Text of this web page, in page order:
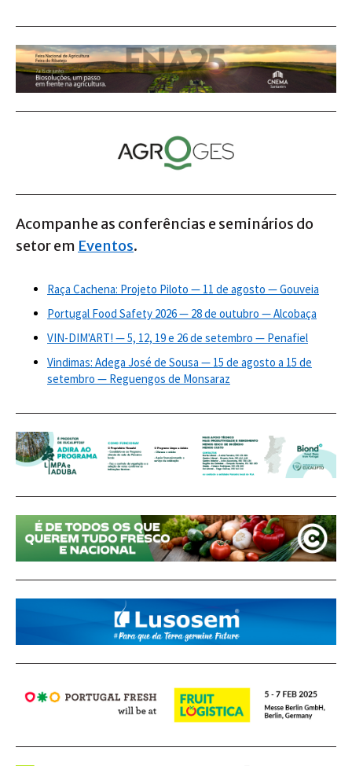
Acompanhe as conferências e seminários do
setor em Eventos.
Raça Cachena: Projeto Piloto — 11 de agosto — Gouveia
Portugal Food Safety 2026 — 28 de outubro — Alcobaça
VIN-DIM'ART! — 5, 12, 19 e 26 de setembro — Penafiel
Vindimas: Adega José de Sousa — 15 de agosto a 15 de
setembro — Reguengos de Monsaraz